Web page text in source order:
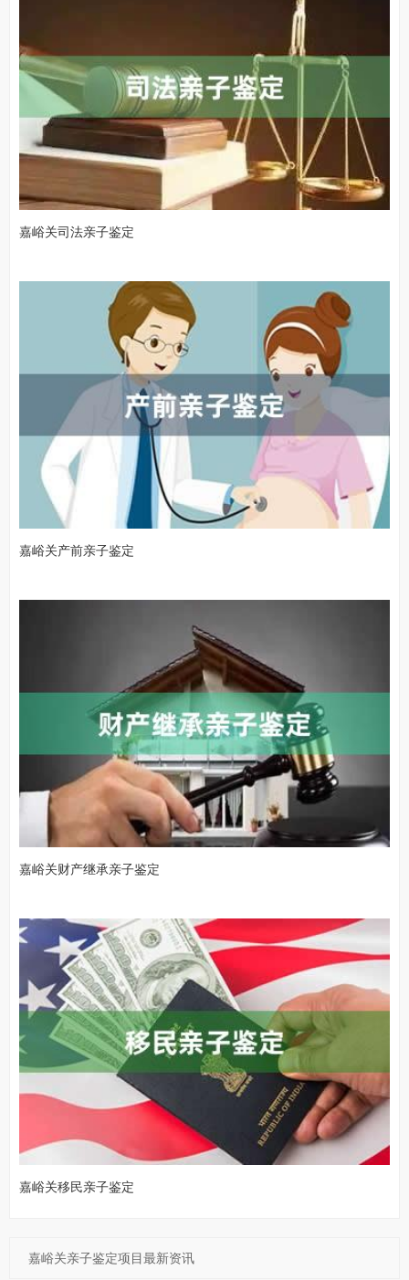
嘉峪关司法亲子鉴定
嘉峪关产前亲子鉴定
嘉峪关财产继承亲子鉴定
嘉峪关移民亲子鉴定
嘉峪关亲子鉴定项目最新资讯